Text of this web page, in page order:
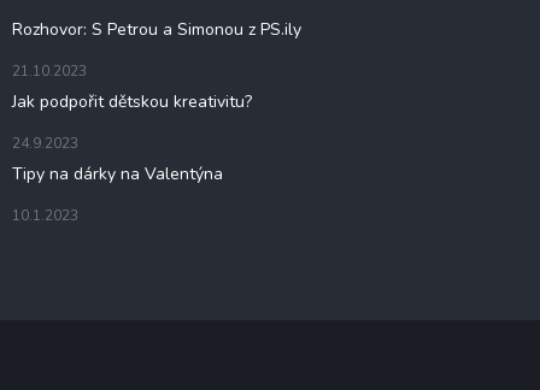
Rozhovor: S Petrou a Simonou z PS.ily
21.10.2023
Jak podpořit dětskou kreativitu?
24.9.2023
Tipy na dárky na Valentýna
10.1.2023